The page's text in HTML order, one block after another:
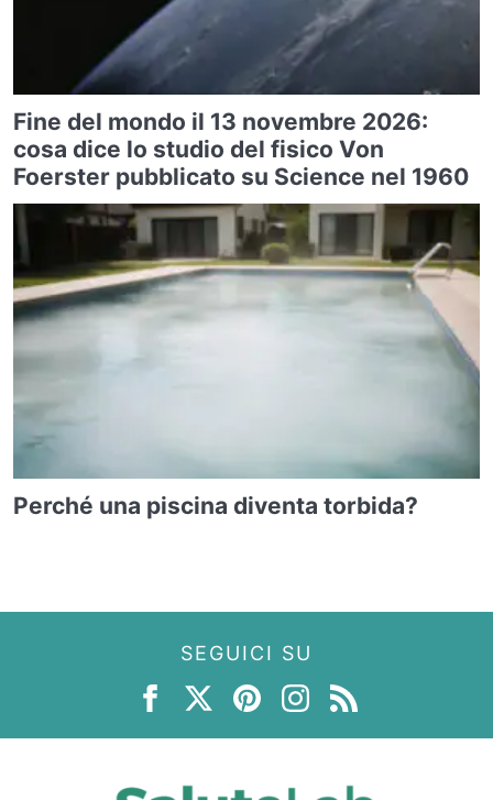
Fine del mondo il 13 novembre 2026:
cosa dice lo studio del fisico Von
Foerster pubblicato su Science nel 1960
Perché una piscina diventa torbida?
SEGUICI SU